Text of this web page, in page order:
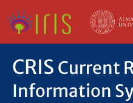
CRIS Current
Information